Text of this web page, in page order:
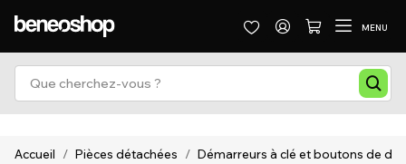
MENU
Accueil / Pièces détachées / Démarreurs à clé et boutons de